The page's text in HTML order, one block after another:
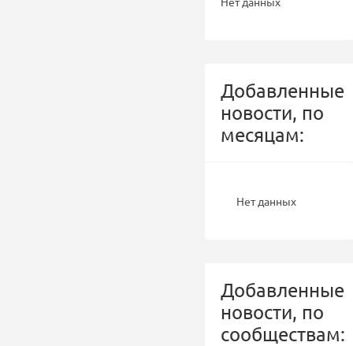
Добавленные
новости, по
месяцам:
Нет данных
Добавленные
новости, по
сообществам: